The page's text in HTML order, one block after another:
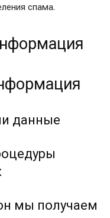
спама.
данные
мы получаем